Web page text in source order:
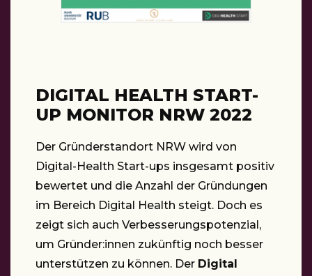
DIGITAL HEALTH START-
UP MONITOR NRW 2022
Der Gründerstandort NRW wird von
Digital-Health Start-ups insgesamt positiv
bewertet und die Anzahl der Gründungen
im Bereich Digital Health steigt. Doch es
zeigt sich auch Verbesserungspotenzial,
um Gründer:innen zukünftig noch besser
unterstützen zu können. Der Digital